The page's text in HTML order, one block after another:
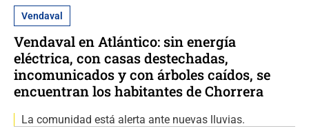
Vendaval
Vendaval en Atlántico: sin energía
eléctrica, con casas destechadas,
incomunicados y con árboles caídos, se
encuentran los habitantes de Chorrera
La comunidad está alerta ante nuevas lluvias.